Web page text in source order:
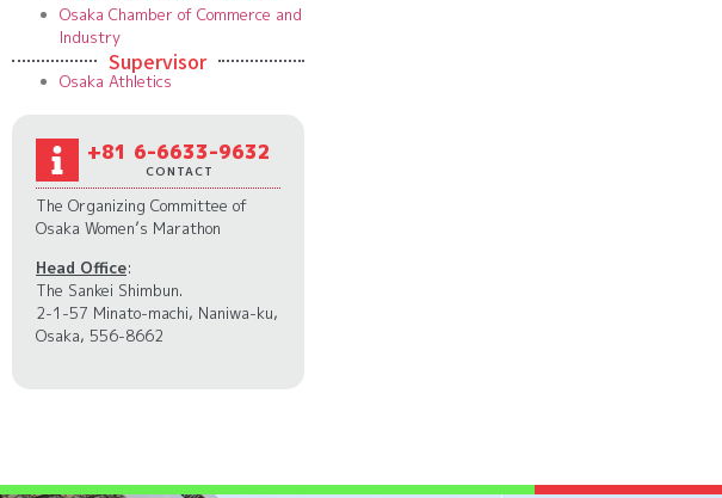
Osaka Chamber of Commerce and
Industry
Supervisor
Osaka Athletics
+81 6-6633-9632
CONTACT
The Organizing Committee of
Osaka Women’s Marathon
Head Office:
The Sankei Shimbun.
2-1-57 Minato-machi, Naniwa-ku,
Osaka, 556-8662